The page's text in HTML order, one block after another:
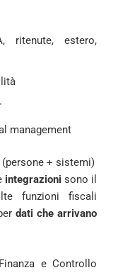
ritenute, estero,
management
(persone + sistemi)
integrazioni sono il
funzioni fiscali
dati che arrivano
e Controllo